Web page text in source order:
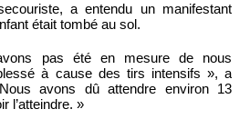
a entendu un manifestant
était tombé au sol.
pas été en mesure de nous
à cause des tirs intensifs », a
avons dû attendre environ 13
l’atteindre. »